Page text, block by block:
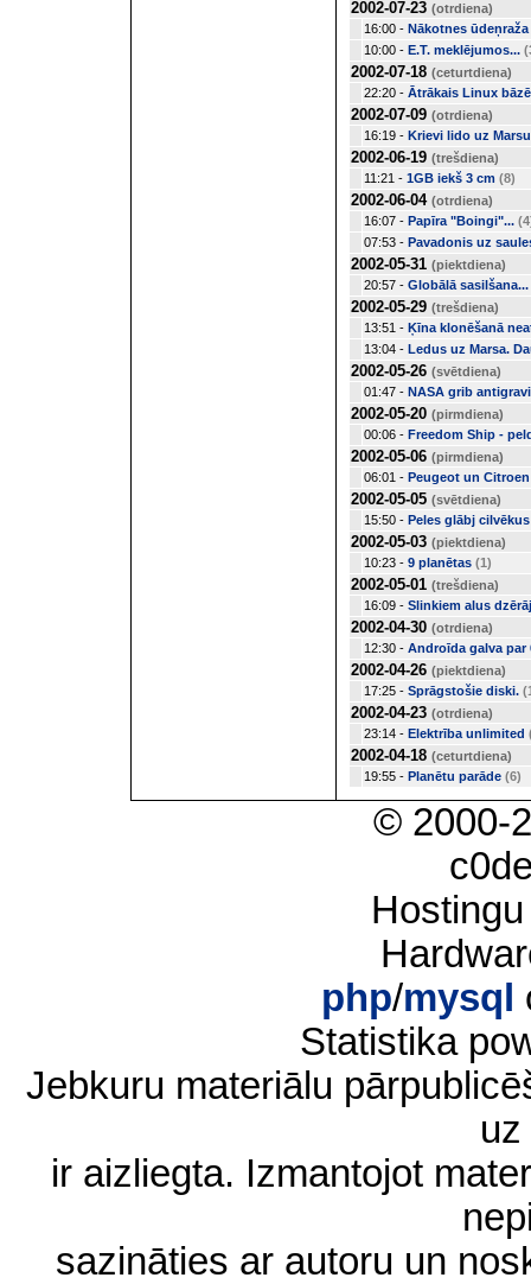
2002-07-23 (otrdiena)
16:00 - Nākotnes
10:00 - E.T. meklējumos...
2002-07-18 (ceturtdiena)
22:20 - Ātrākais Linux
2002-07-09 (otrdiena)
16:19 - Krievi lido uz
2002-06-19 (trešdiena)
11:21 - 1GB iekš 3 cm (8)
2002-06-04 (otrdiena)
16:07 - Papīra "Boingi"...
07:53 - Pavadonis uz
2002-05-31 (piektdiena)
20:57 - Globālā sasilšana...
2002-05-29 (trešdiena)
13:51 - Ķīna klonēšanā
13:04 - Ledus uz Marsa.
2002-05-26 (svētdiena)
01:47 - NASA grib
2002-05-20 (pirmdiena)
00:06 - Freedom Ship -
2002-05-06 (pirmdiena)
06:01 - Peugeot un
2002-05-05 (svētdiena)
15:50 - Peles glābj cilvēkus
2002-05-03 (piektdiena)
10:23 - 9 planētas (1)
2002-05-01 (trešdiena)
16:09 - Slinkiem alus
2002-04-30 (otrdiena)
12:30 - Androīda galva par
2002-04-26 (piektdiena)
17:25 - Sprāgstošie diski.
2002-04-23 (otrdiena)
23:14 - Elektrība unlimited
2002-04-18 (ceturtdiena)
19:55 - Planētu parāde (6)
© 2000-
php/mysql
Statistika
Jebkuru materiālu
ir aizliegta. Izmantojot
sazināties ar autoru un